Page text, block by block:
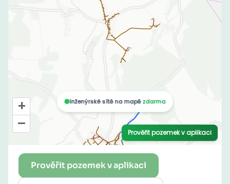
Prověřit pozemek v aplikaci